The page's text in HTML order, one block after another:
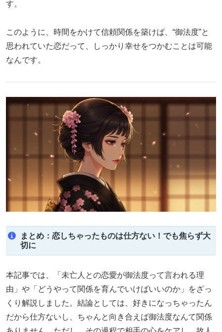
す。
このように、時間をかけて信頼関係を築けば、“御法度”と
思われていた恋だって、しっかり幸せをつかむことは可能
なんです。
まとめ：恋しちゃったものは仕方ない！でも焦らず大
切に
本記事では、「未亡人との恋愛が御法度って言われる理
由」や「どうやって関係を育んでいけばいいのか」をざっ
くり解説しました。結論としては、好きになっちゃったん
だから仕方ないし、ちゃんと向き合えば御法度なんて関係